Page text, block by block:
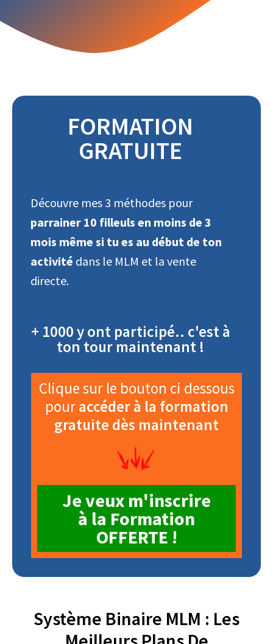
FORMATION
GRATUITE
Découvre mes 3 méthodes pour
parrainer 10 filleuls en moins de 3
mois même si tu es au début de ton
activité dans le MLM et la vente
directe.
+ 1000 y ont participé.. c'est à
ton tour maintenant !
Clique sur le bouton ci dessous
pouraccéder à la formation
gratuite dès maintenant
Je veux m'inscrire
à la Formation
OFFERTE !
Système Binaire MLM : Les